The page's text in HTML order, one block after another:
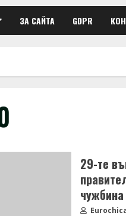
ЗА САЙТА GDPR
29-те
чужбина